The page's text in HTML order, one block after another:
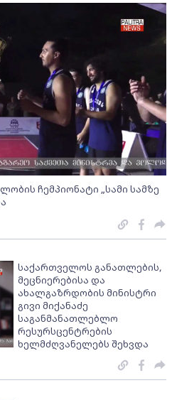
ჩემპიონატი „სამი სამზე
საქართველოს განათლების,
მეცნიერებისა და
ახალგაზრდობის მინისტრი
გივი მიქანაძე
საგანმანათლებლო
რესურსცენტრების
ხელმძღვანელებს შეხვდა